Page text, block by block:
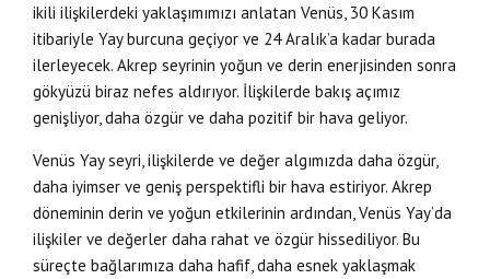
ikili ilişkilerdeki yaklaşımımızı anlatan Venüs, 30 Kasım
itibariyle Yay burcuna geçiyor ve 24 Aralık’a kadar burada
ilerleyecek. Akrep seyrinin yoğun ve derin enerjisinden sonra
gökyüzü biraz nefes aldırıyor. İlişkilerde bakış açımız
genişliyor, daha özgür ve daha pozitif bir hava geliyor.
Venüs Yay seyri, ilişkilerde ve değer algımızda daha özgür,
daha iyimser ve geniş perspektifli bir hava estiriyor. Akrep
döneminin derin ve yoğun etkilerinin ardından, Venüs Yay’da
ilişkiler ve değerler daha rahat ve özgür hissediliyor. Bu
süreçte bağlarımıza daha hafif, daha esnek yaklaşmak